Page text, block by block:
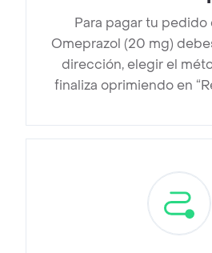
Para pagar tu pedido
Omeprazol (20 mg)
dirección, elegir el
finaliza oprimiendo en